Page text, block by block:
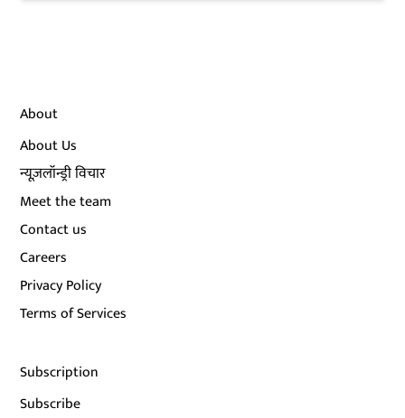
About
About Us
न्यूज़लॉन्ड्री विचार
Meet the team
Contact us
Careers
Privacy Policy
Terms of Services
Subscription
Subscribe